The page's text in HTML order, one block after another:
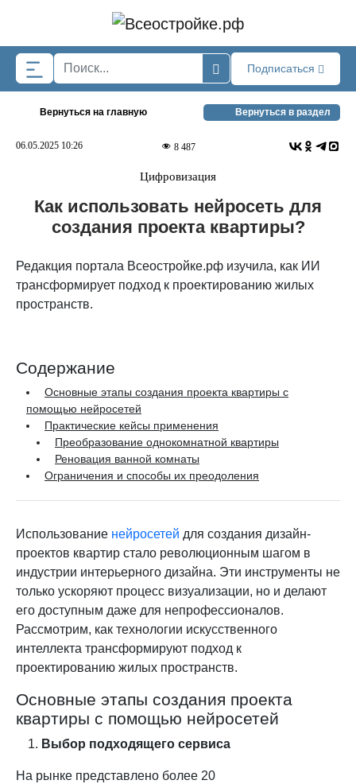
Подписаться
Вернуться на главную Вернуться в раздел
06.05.2025 10:26 8 487
Цифровизация
Как использовать нейросеть для
создания проекта квартиры?
Редакция портала Всеостройке.рф изучила, как ИИ
трансформирует подход к проектированию жилых
пространств.
Содержание
Основные этапы создания проекта квартиры с
помощью нейросетей
Практические кейсы применения
Преобразование однокомнатной квартиры
Реновация ванной комнаты
Ограничения и способы их преодоления
Использование нейросетей для создания дизайн-
проектов квартир стало революционным шагом в
индустрии интерьерного дизайна. Эти инструменты не
только ускоряют процесс визуализации, но и делают
его доступным даже для непрофессионалов.
Рассмотрим, как технологии искусственного
интеллекта трансформируют подход к
проектированию жилых пространств.
Основные этапы создания проекта
квартиры с помощью нейросетей
Выбор подходящего сервиса
На рынке представлено более 20